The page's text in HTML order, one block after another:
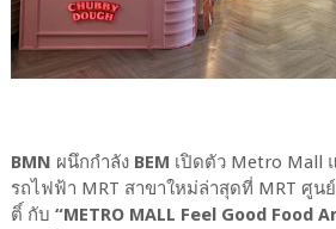
BMN ผนึกกำลัง BEM เปิดตัว Metro Mall
รถไฟฟ้า MRT สาขาใหม่ล่าสุดที่ MRT ศูน
ติ์ กับ “METRO MALL Feel Good Food